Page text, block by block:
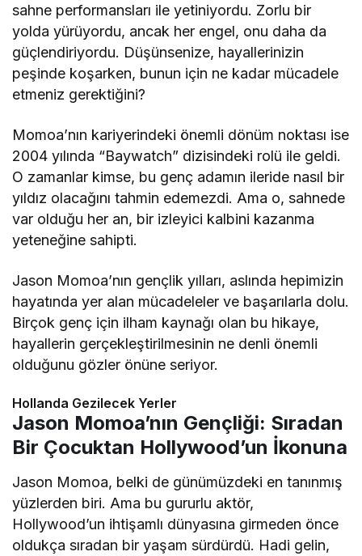
sahne performansları ile yetiniyordu. Zorlu bir
yolda yürüyordu, ancak her engel, onu daha da
güçlendiriyordu. Düşünsenize, hayallerinizin
peşinde koşarken, bunun için ne kadar mücadele
etmeniz gerektiğini?
Momoa’nın kariyerindeki önemli dönüm noktası ise
2004 yılında “Baywatch” dizisindeki rolü ile geldi.
O zamanlar kimse, bu genç adamın ileride nasıl bir
yıldız olacağını tahmin edemezdi. Ama o, sahnede
var olduğu her an, bir izleyici kalbini kazanma
yeteneğine sahipti.
Jason Momoa’nın gençlik yılları, aslında hepimizin
hayatında yer alan mücadeleler ve başarılarla dolu.
Birçok genç için ilham kaynağı olan bu hikaye,
hayallerin gerçekleştirilmesinin ne denli önemli
olduğunu gözler önüne seriyor.
Hollanda Gezilecek Yerler
Jason Momoa’nın Gençliği: Sıradan
Bir Çocuktan Hollywood’un İkonuna
Jason Momoa, belki de günümüzdeki en tanınmış
yüzlerden biri. Ama bu gururlu aktör,
Hollywood’un ihtişamlı dünyasına girmeden önce
oldukça sıradan bir yaşam sürdürdü. Hadi gelin,